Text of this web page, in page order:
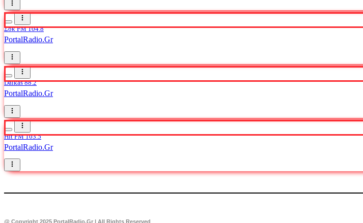
Σοκ FM 104.8
PortalRadio.Gr
Dalkas 88.2
PortalRadio.Gr
Hit FM 103.5
PortalRadio.Gr
@ Copyright 2025 PortalRadio.Gr | All Rights Reserved